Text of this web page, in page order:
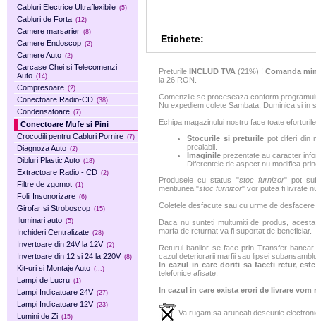
Cabluri Electrice Ultraflexibile (5)
Cabluri de Forta (12)
Camere marsarier (8)
Camere Endoscop (2)
Camere Auto (2)
Carcase Chei si Telecomenzi
Auto (14)
Compresoare (2)
Conectoare Radio-CD (38)
Condensatoare (7)
Conectoare Mufe si Pini
Crocodili pentru Cabluri Pornire (7)
Diagnoza Auto (2)
Dibluri Plastic Auto (18)
Extractoare Radio - CD (2)
Filtre de zgomot (1)
Folii Insonorizare (6)
Girofar si Stroboscop (15)
Iluminari auto (5)
Inchideri Centralizate (28)
Invertoare din 24V la 12V (2)
Invertoare din 12 si 24 la 220V (8)
Kit-uri si Montaje Auto (...)
Lampi de Lucru (1)
Lampi Indicatoare 24V (27)
Lampi Indicatoare 12V (23)
Lumini de Zi (15)
Etichete:
Preturile INCLUD TVA (21%) ! Comanda
la 26 RON.
Comenzile se proceseaza conform
Nu expediem colete Sambata, Duminica si in
Echipa magazinului nostru face toate
Stocurile si preturile pot diferi din
prealabil.
Imaginile prezentate au caracter
Diferentele de aspect nu modifica
Produsele cu status "stoc furnizor" pot
mentiunea "stoc furnizor" vor putea fi livrate
Coletele desfacute sau cu urme de
Daca nu sunteti multumiti de produs,
marfa de returnat va fi suportat de beneficiar.
Returul banilor se face prin Transfer
cazul deteriorarii marfii sau lipsei
In cazul in care doriti sa faceti retur,
telefonice afisate.
In cazul in care exista erori de livrare
Va rugam sa aruncati deseurile